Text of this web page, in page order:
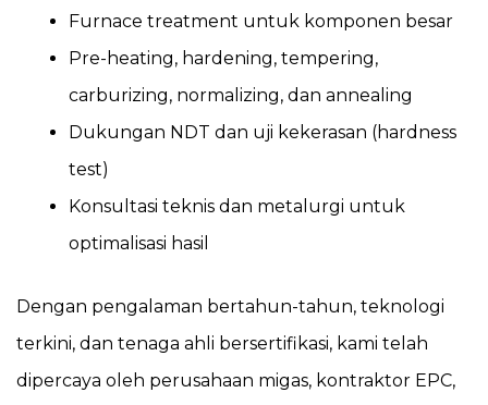
Furnace treatment untuk komponen besar
Pre-heating, hardening, tempering,
carburizing, normalizing, dan annealing
Dukungan NDT dan uji kekerasan (hardness
test)
Konsultasi teknis dan metalurgi untuk
optimalisasi hasil
Dengan pengalaman bertahun-tahun, teknologi
terkini, dan tenaga ahli bersertifikasi, kami telah
dipercaya oleh perusahaan migas, kontraktor EPC,